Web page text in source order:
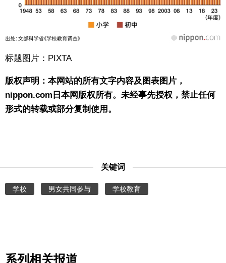
标题图片：PIXTA
版权声明：本网站的所有文字内容及图表图片，
nippon.com日本网版权所有。未经事先授权，禁止任何
形式的转载或部分复制使用。
关键词
学校 男女共同参与 学校教育
系列相关报道